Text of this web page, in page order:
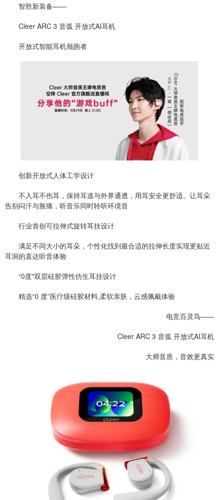
智胜新装备——
Cleer ARC 3 音弧 开放式AI耳机
开放式智能耳机领跑者
创新开放式人体工学设计
不入耳不伤耳，保持耳道与外界通透，用耳安全更舒适。让耳朵
告别闷汗与胀痛，听音乐同时聆听环境音
行业首创可拉伸式旋转耳挂设计
满足不同大小的耳朵，个性化找到最合适的拉伸长度实现更贴近
耳洞的直达听音体验
“0度"双层硅胶弹性仿生耳挂设计
精选“0 度”医疗级硅胶材料,柔软亲肤，云感佩戴体验
电竞百灵鸟——
Cleer ARC 3 音弧 开放式AI耳机
大师音质，音效更真实